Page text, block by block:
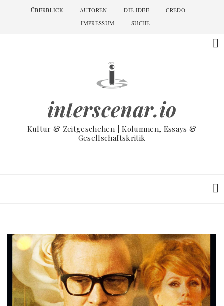
ÜBERBLICK AUTOREN DIE IDEE
CREDO
IMPRESSUM
SUCHE
interscenar.io
Kultur & Zeitgeschehen | Kolumnen, Essays &
Gesellschaftskritik